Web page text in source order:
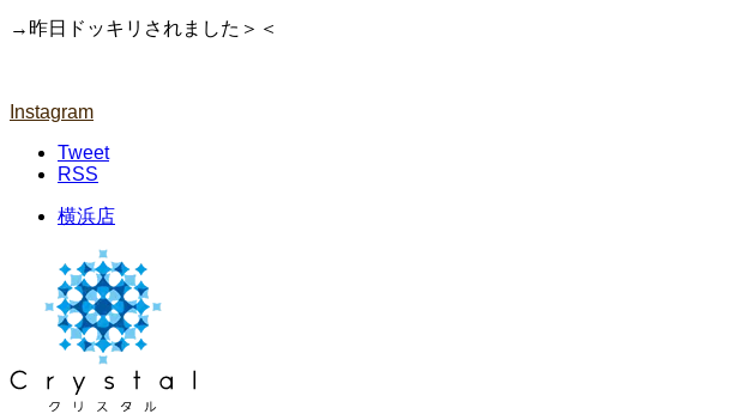
→昨日ドッキリされました＞＜
Instagram
Tweet
RSS
横浜店